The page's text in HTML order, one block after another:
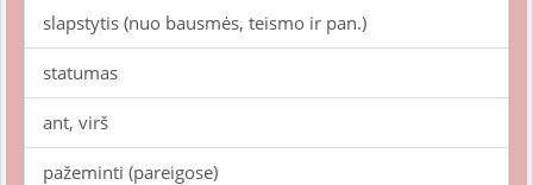
slapstytis (nuo bausmės, teismo ir pan.)
statumas
ant, virš
pažeminti (pareigose)